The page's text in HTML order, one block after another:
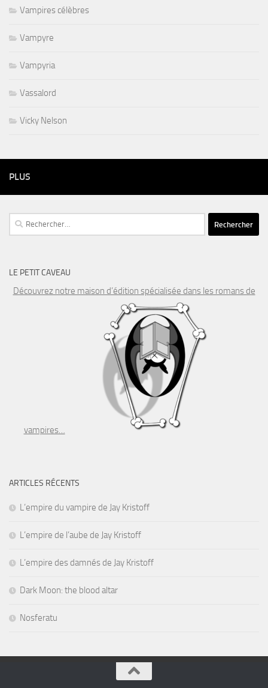
Vampires célèbres
Vampyre
Vampyria
Vassalord
Vicky Nelson
PLUS
Rechercher :
LE PETIT CAVEAU
Découvrez notre maison d’édition spécialisée dans les romans de
vampires…
ARTICLES RÉCENTS
L’empire du vampire de Jay Kristoff
L’empire de l’aube de Jay Kristoff
L’empire des damnés de Jay Kristoff
Dark Moon: the blood altar
Nosferatu